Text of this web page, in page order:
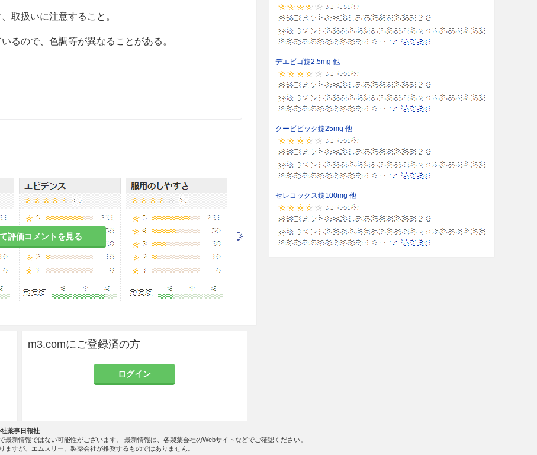
扱いに注意すること。
ので、色調等が異なることがある。
評価コメントを見る
m3.comにご登録済の方
ログイン
デエビゴ錠2.5mg 他
クービビック錠25mg 他
セレコックス錠100mg 他
薬事日報社
新情報ではない可能性がございます。 最新情報は、各製薬会社のWebサイトなどでご確認ください。
すが、エムスリー、製薬会社が推奨するものではありません。